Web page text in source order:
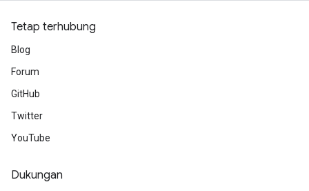
Tetap terhubung
Blog
Forum
GitHub
Twitter
YouTube
Dukungan